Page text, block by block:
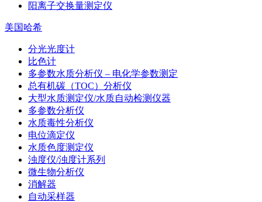
阳离子交换量测定仪
美国哈希
分光光度计
比色计
多参数水质分析仪 – 电化学参数测定
总有机碳（TOC）分析仪
大型水质测定仪/水质自动检测仪器
多参数分析仪
水质毒性分析仪
电位滴定仪
水质色度测定仪
浊度仪/浊度计系列
微生物分析仪
消解器
自动采样器